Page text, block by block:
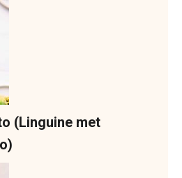
(Linguine met